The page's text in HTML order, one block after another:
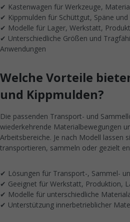
✔ Kastenwagen für Werkzeuge,
✔ Kippmulden für Schüttgut, Späne
✔ Modelle für Lager, Werkstatt,
✔ Unterschiedliche Größen und
Anwendungen
Welche Vorteile
und Kippmulden?
Die passenden Transport- und
wiederkehrende Materialbewegungen
Arbeitsbereiche. Je nach Modell lassen
transportieren, sammeln oder gezielt
✔ Lösungen für Transport-, Sammel-
✔ Geeignet für Werkstatt, Produktion,
✔ Modelle für unterschiedliche
✔ Unterstützung innerbetrieblicher